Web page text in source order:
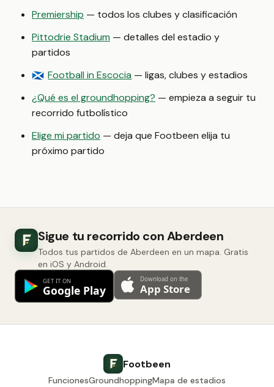
Premiership — todos los clubes y clasificación
Pittodrie Stadium — detalles del estadio y
partidos
🏴󠁧󠁢󠁳󠁣󠁴󠁿 Football in Escocia — ligas, clubes y estadios
¿Qué es el groundhopping? — empieza a seguir tu
recorrido futbolístico
Elige mi partido — deja que Footbeen elija tu
próximo partido
Sigue tu recorrido con Aberdeen
Todos tus partidos de Aberdeen en un mapa. Gratis
en iOS y Android.
Footbeen
FuncionesGroundhoppingMapa de estadios